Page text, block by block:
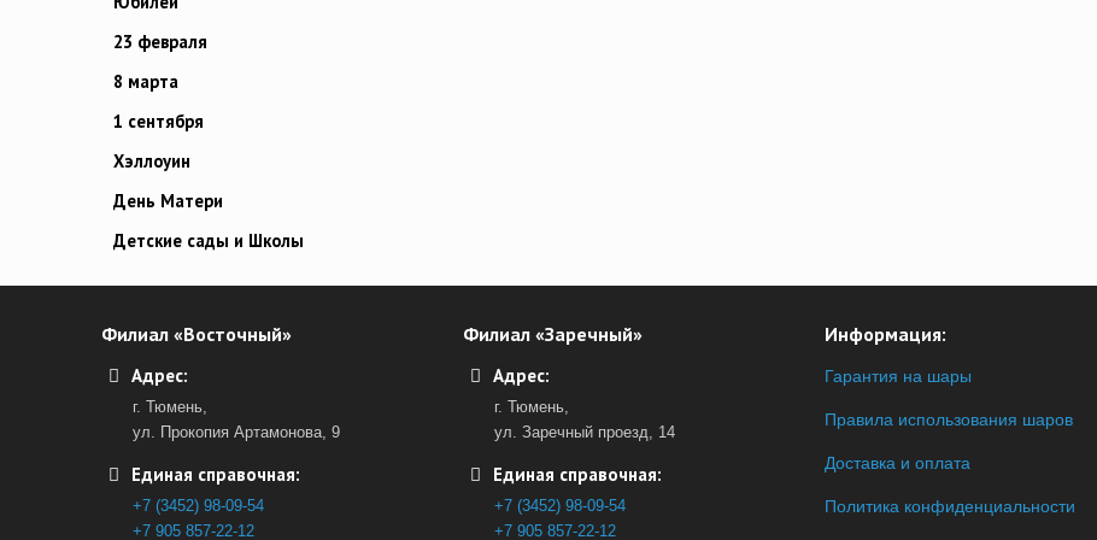
23 февраля
8 марта
1 сентября
Хэллоуин
День Матери
Детские сады и Школы
Филиал «Восточный»
Адрес:
г. Тюмень,
ул. Прокопия Артамонова, 9
Единая справочная:
+7 (3452) 98-09-54
+7 905 857-22-12
Филиал «Заречный»
Адрес:
г. Тюмень,
ул. Заречный проезд, 14
Единая справочная:
+7 (3452) 98-09-54
+7 905 857-22-12
Информация:
Гарантия на шары
Правила использования шаров
Доставка и оплата
Политика конфиденциальности